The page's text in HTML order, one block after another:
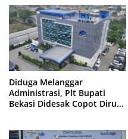
Diduga Melanggar
Administrasi, Plt Bupati
Bekasi Didesak Copot Dirum